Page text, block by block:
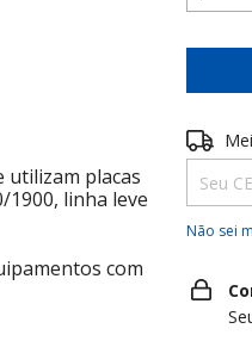
utilizam placas
1900, linha leve
com
Não sei